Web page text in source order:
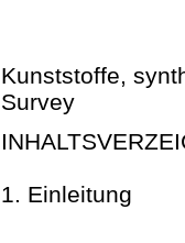
Kunststoffe,
Survey
1. Einleitung